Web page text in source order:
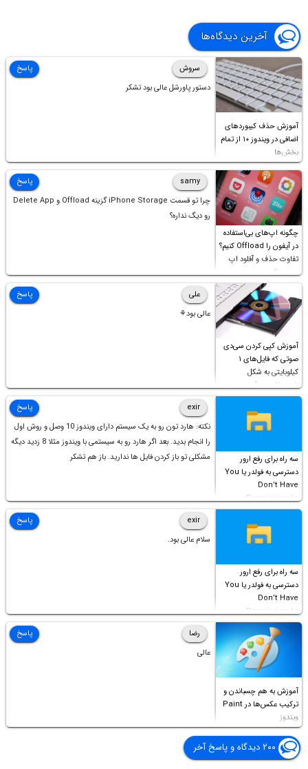
آخرین دیدگاه‌ها
آموزش حذف کیبوردهای
اضافی در ویندوز ۱۰ از تمام
بخش‌ها
سروش
دستور پاورشل عالی بود تشکر
پاسخ
چگونه اپ‌های بی‌استفاده
در آیفون را Offload کنیم؟
تفاوت حذف و آفلود اپ
چیست؟
samy
چرا تو قسمت iPhone Storage گزینه Offload و Delete App
رو دیگ نداره؟
پاسخ
آموزش کپی کردن سی‌دی
صوتی که فایل‌های ۱
کیلوبایتی به شکل
شورت‌کات در آن موجود
است!
علی
عالی بود⚘
پاسخ
سه راه برای رفع ارور
دسترسی به فولدر یا You
Don’t Have
Permission to
Access this folder
exir
نکته: هارد تون رو به یک سیستم دارای ویندوز 10 وصل و روش اول
را انجام بدید. بعد اگر هارد رو به سیستمی با ویندوز مثلا 8 زدید دیگه
مشکلی تو باز کردن فایل ها ندارید. باز هم تشکر
پاسخ
سه راه برای رفع ارور
دسترسی به فولدر یا You
Don’t Have
Permission to
Access this folder
exir
سلام عالی بود.
پاسخ
آموزش به هم چسباندن و
ترکیب عکس‌ها در Paint
ویندوز
رضا
عالی
پاسخ
۲۰۰ دیدگاه و پاسخ آخر